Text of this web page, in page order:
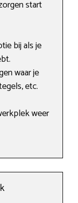
start
bij als je
waar je
etc.
weer